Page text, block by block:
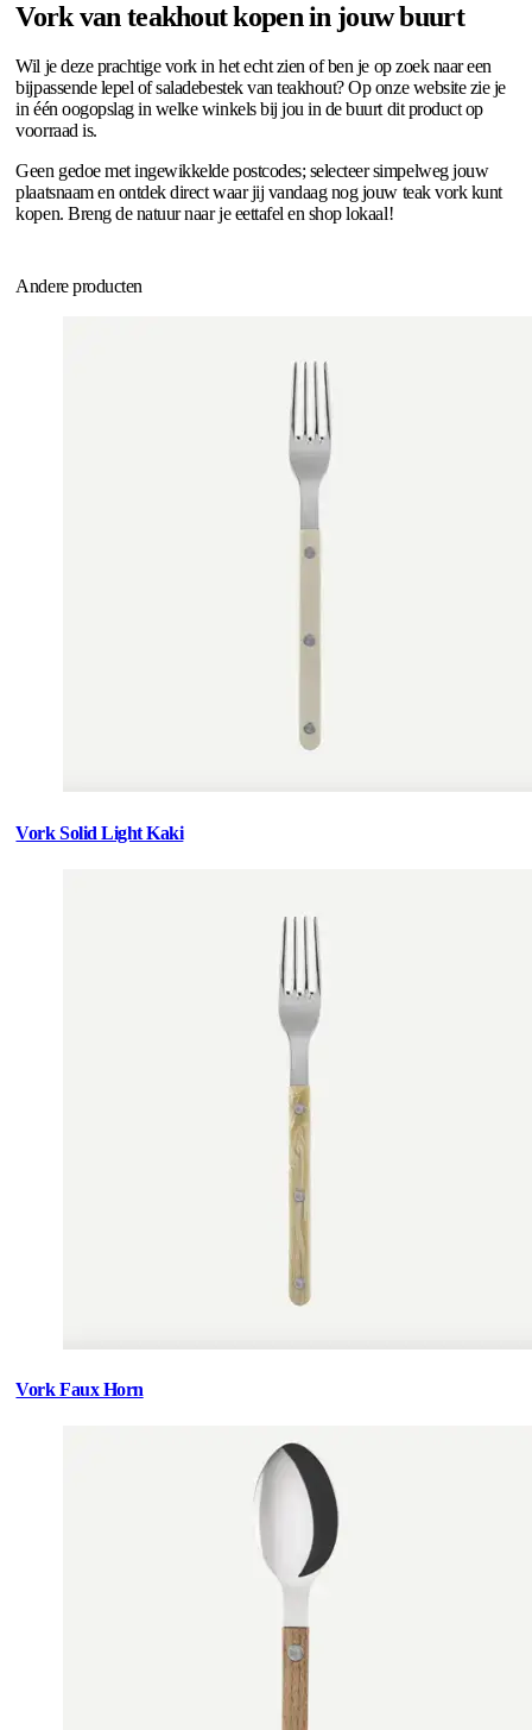
Vork van teakhout kopen in jouw buurt
Wil je deze prachtige vork in het echt zien of ben je op zoek naar een
bijpassende lepel of saladebestek van teakhout? Op onze website zie je
in één oogopslag in welke winkels bij jou in de buurt dit product op
voorraad is.
Geen gedoe met ingewikkelde postcodes; selecteer simpelweg jouw
plaatsnaam en ontdek direct waar jij vandaag nog jouw teak vork kunt
kopen. Breng de natuur naar je eettafel en shop lokaal!
Andere producten
Vork Solid Light Kaki
Vork Faux Horn